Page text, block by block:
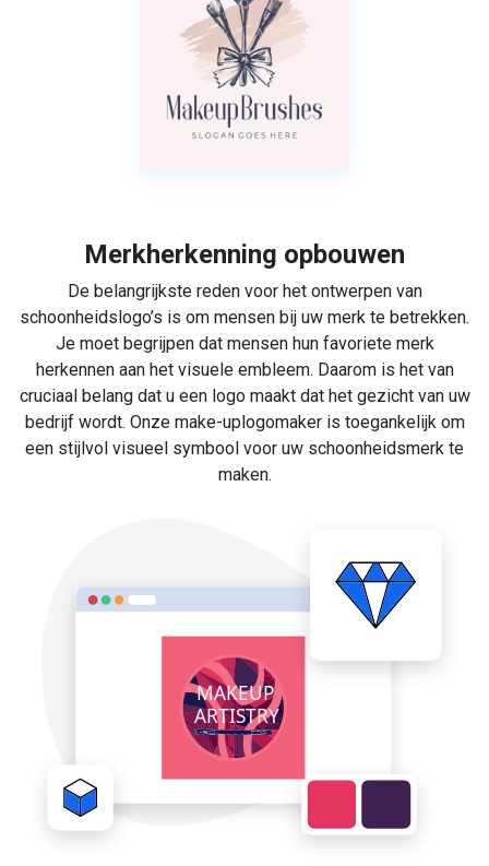
Merkherkenning opbouwen
De belangrijkste reden voor het ontwerpen van
schoonheidslogo’s is om mensen bij uw merk te betrekken.
Je moet begrijpen dat mensen hun favoriete merk
herkennen aan het visuele embleem. Daarom is het van
cruciaal belang dat u een logo maakt dat het gezicht van uw
bedrijf wordt. Onze make-uplogomaker is toegankelijk om
een stijlvol visueel symbool voor uw schoonheidsmerk te
maken.